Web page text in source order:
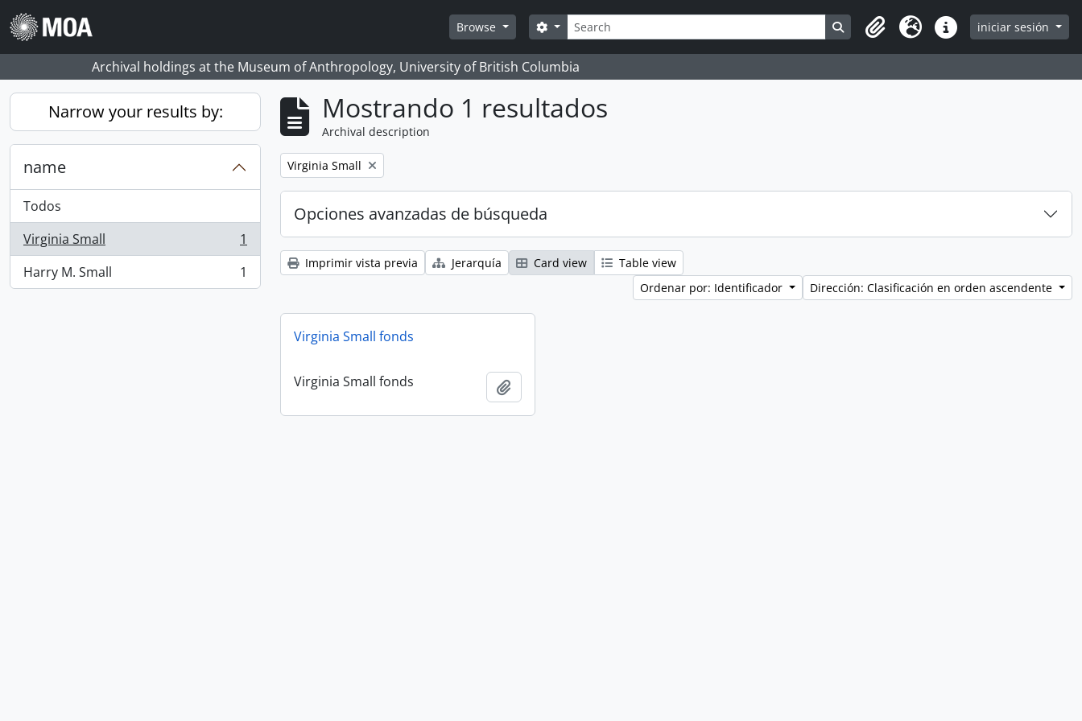
Skip to main content
Browse
Búsqueda
Search options Search in browse page
Clipboard
Idioma Enlaces rápidos
iniciar sesión
Archival holdings at the Museum of Anthropology, University of British Columbia
Narrow your results by:
name
Todos
Virginia Small
, 1 resultados
1
Harry M. Small
, 1 resultados 1
Mostrando 1 resultados
Archival description
Remove filter:
Virginia Small
Opciones avanzadas de búsqueda
Imprimir vista previa Jerarquía Card view
Table view
Ordenar por: Identificador
Dirección: Clasificación en orden ascendente
Virginia Small fonds
Virginia Small fonds